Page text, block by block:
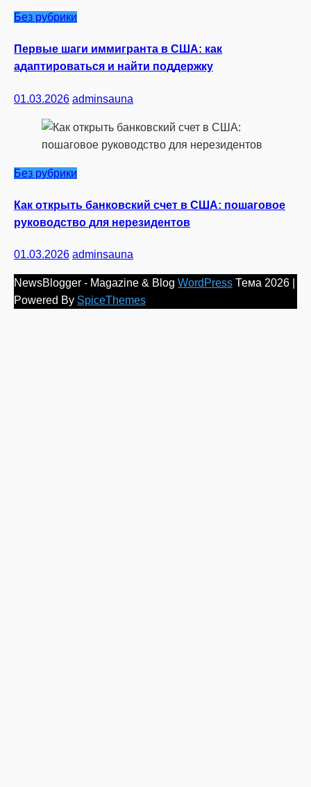
Без рубрики
Первые шаги иммигранта в США: как
адаптироваться и найти поддержку
01.03.2026 adminsauna
Без рубрики
Как открыть банковский счет в США: пошаговое
руководство для нерезидентов
01.03.2026 adminsauna
NewsBlogger - Magazine & Blog WordPress Тема 2026 |
Powered By SpiceThemes